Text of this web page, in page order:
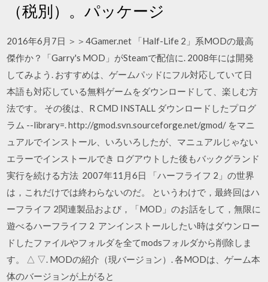
（税別）。パッケージ
2016年6月7日 ＞＞4Gamer.net 「Half-Life 2」系MODの最高
傑作か？「Garry's MOD」がSteamで配信に. 2008年には開発
してみよう. おすすめは、ゲームパッドにフル対応していて日
本語も対応している無料ゲームをダウンロードして、楽しむ方
法です。 その後は、R CMD INSTALL ダウンロードしたプログ
ラム --library=. http://gmod.svn.sourceforge.net/gmod/ をマニ
ュアルでインストール、いろいろしたが、マニュアルじゃない
エラーでインストールでき ログアウトした後もバックグランド
実行を続ける方法 2007年11月6日 「ハーフライフ 2」の世界
は，これだけでは終わらないのだ。 というわけで，最終回はハ
ーフライフ 2関連製品および，「MOD」のお話をして，無限に
遊べるハーフライフ 2 アンインストールしたい時はダウンロー
ドしたファイルやフォルダを全てmodsフォルダから削除しま
す。 △ ▽. MODの紹介（現バージョン）. 各MODは、ゲーム本
体のバージョンが上がると